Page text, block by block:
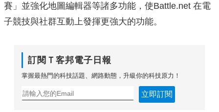
賽」並強化地圖編輯器等諸多功能，使Battle.net 在電
子競技與社群互動上發揮更強大的功能。
訂閱Ｔ客邦電子日報
掌握最熱門的科技話題、網路動態，升級你的科技原力！
立即訂閱